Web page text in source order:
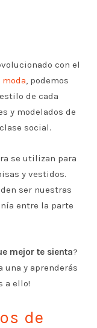
con el
moda, podemos
de cada
y modelados de
social.
se utilizan para
y vestidos.
ser nuestras
entre la parte
mejor te sienta?
una y aprenderás
a ello!
de